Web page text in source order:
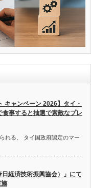
キャンペーン 2026】タイ・
事すると抽選で素敵なプレ
れる、 タイ国政府認定のマー
経済技術振興協会）」にて